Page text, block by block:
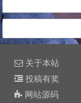
关于本站
投稿有奖
网站源码